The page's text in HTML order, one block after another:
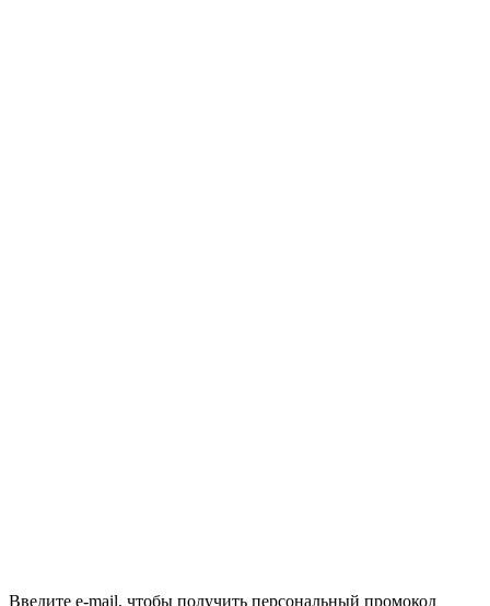
Введите e-mail, чтобы получить персональный промокод